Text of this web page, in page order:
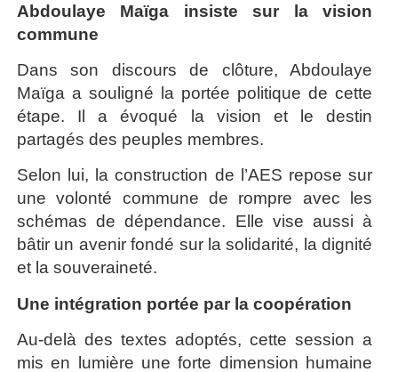
Abdoulaye Maïga insiste sur la vision
commune
Dans son discours de clôture, Abdoulaye
Maïga a souligné la portée politique de cette
étape. Il a évoqué la vision et le destin
partagés des peuples membres.
Selon lui, la construction de l’AES repose sur
une volonté commune de rompre avec les
schémas de dépendance. Elle vise aussi à
bâtir un avenir fondé sur la solidarité, la dignité
et la souveraineté.
Une intégration portée par la coopération
Au-delà des textes adoptés, cette session a
mis en lumière une forte dimension humaine